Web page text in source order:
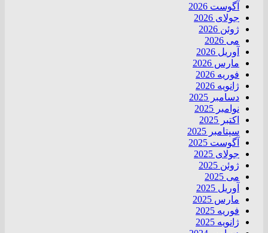
آگوست 2026
جولای 2026
ژوئن 2026
می 2026
آوریل 2026
مارس 2026
فوریه 2026
ژانویه 2026
دسامبر 2025
نوامبر 2025
اکتبر 2025
سپتامبر 2025
آگوست 2025
جولای 2025
ژوئن 2025
می 2025
آوریل 2025
مارس 2025
فوریه 2025
ژانویه 2025